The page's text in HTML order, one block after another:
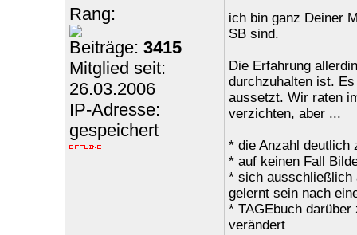
Rang:
Beiträge: 3415
Mitglied seit:
26.03.2006
IP-Adresse:
gespeichert
ich bin ganz Deiner
SB sind.
Die Erfahrung
durchzuhalten ist.
aussetzt. Wir raten
verzichten, aber ...
* die Anzahl deutlich
* auf keinen Fall
* sich ausschließlich
gelernt sein nach
* TAGEbuch
verändert